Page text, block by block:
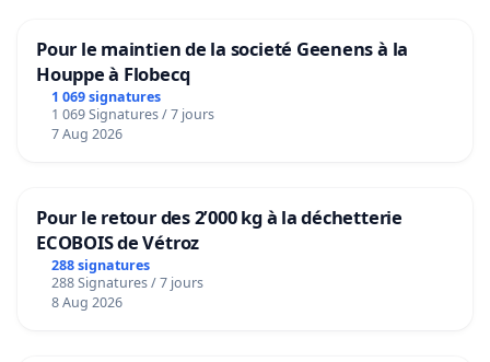
Pour le maintien de la societé Geenens à la
Houppe à Flobecq
1 069 signatures
1 069 Signatures / 7 jours
7 Aug 2026
Pour le retour des 2’000 kg à la déchetterie
ECOBOIS de Vétroz
288 signatures
288 Signatures / 7 jours
8 Aug 2026